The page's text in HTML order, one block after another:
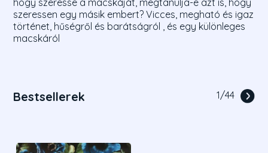
szeressen egy másik embert? Vicces, megható és igaz
történet, hűségről és barátságról , és egy különleges
macskáról
Bestsellerek 1/44